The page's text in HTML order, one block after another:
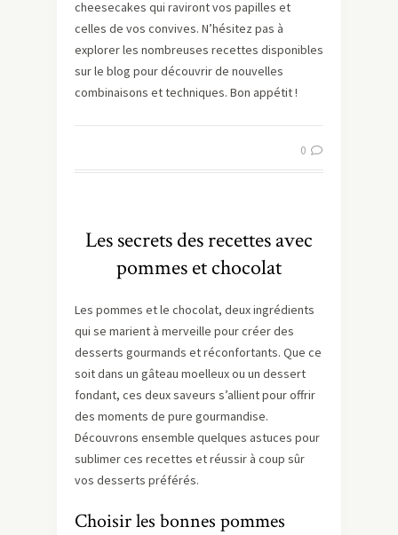
cheesecakes qui raviront vos papilles et
celles de vos convives. N’hésitez pas à
explorer les nombreuses recettes disponibles
sur le blog pour découvrir de nouvelles
combinaisons et techniques. Bon appétit !
0
Les secrets des recettes avec
pommes et chocolat
Les pommes et le chocolat, deux ingrédients
qui se marient à merveille pour créer des
desserts gourmands et réconfortants. Que ce
soit dans un gâteau moelleux ou un dessert
fondant, ces deux saveurs s’allient pour offrir
des moments de pure gourmandise.
Découvrons ensemble quelques astuces pour
sublimer ces recettes et réussir à coup sûr
vos desserts préférés.
Choisir les bonnes pommes